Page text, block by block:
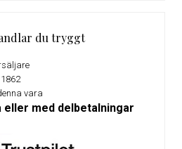
du tryggt
vara
med delbetalningar